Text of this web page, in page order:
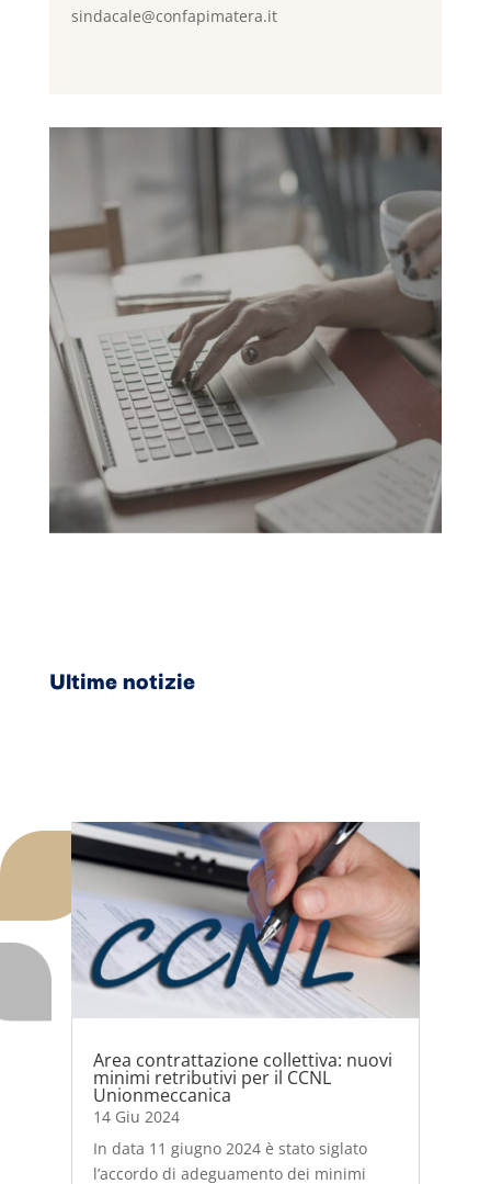
sindacale@confapimatera.it
Ultime notizie
Area contrattazione collettiva: nuovi
minimi retributivi per il CCNL
Unionmeccanica
14 Giu 2024
In data 11 giugno 2024 è stato siglato
l’accordo di adeguamento dei minimi